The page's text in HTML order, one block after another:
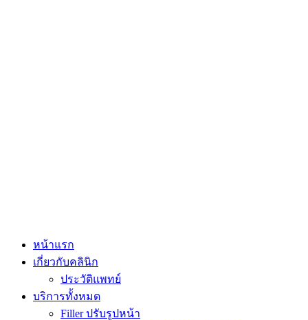
หน้าแรก
เกี่ยวกับคลินิก
ประวัติแพทย์
บริการทั้งหมด
Filler ปรับรูปหน้า